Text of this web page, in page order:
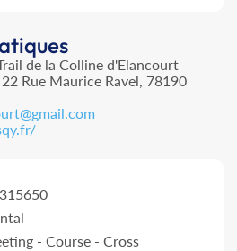
de la Colline d'Elancourt
Rue Maurice Ravel, 78190
- Course - Cross